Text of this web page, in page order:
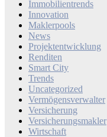
Immobilientrends
Innovation
Maklerpools
News
Projektentwicklung
Renditen
Smart City
Trends
Uncategorized
Vermögensverwalter
Versicherung
Versicherungsmakler
Wirtschaft